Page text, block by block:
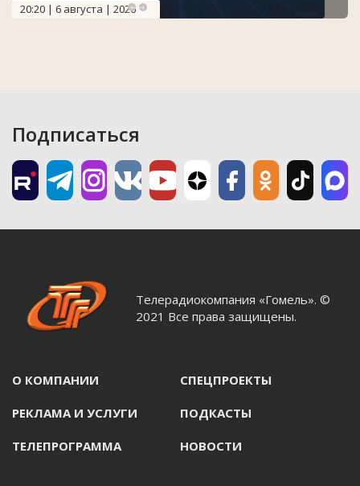
20:20 | 6 августа | 2026
Подписаться
Телерадиокомпания «Гомель». ©
2021 Все права защищены.
О КОМПАНИИ СПЕЦПРОЕКТЫ
РЕКЛАМА И УСЛУГИ ПОДКАСТЫ
ТЕЛЕПРОГРАММА НОВОСТИ